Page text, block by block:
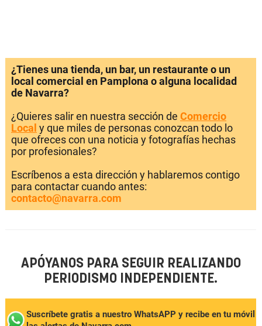
¿Tienes una tienda, un bar, un restaurante o un
local comercial en Pamplona o alguna localidad
de Navarra?
¿Quieres salir en nuestra sección de Comercio
Local y que miles de personas conozcan todo lo
que ofreces con una noticia y fotografías hechas
por profesionales?
Escríbenos a esta dirección y hablaremos contigo
para contactar cuando antes:
contacto@navarra.com
APÓYANOS PARA SEGUIR REALIZANDO
PERIODISMO INDEPENDIENTE.
Suscríbete gratis a nuestro WhatsAPP y recibe en tu móvil